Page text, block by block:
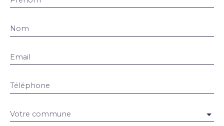
Nom
Email
Téléphone
Votre commune